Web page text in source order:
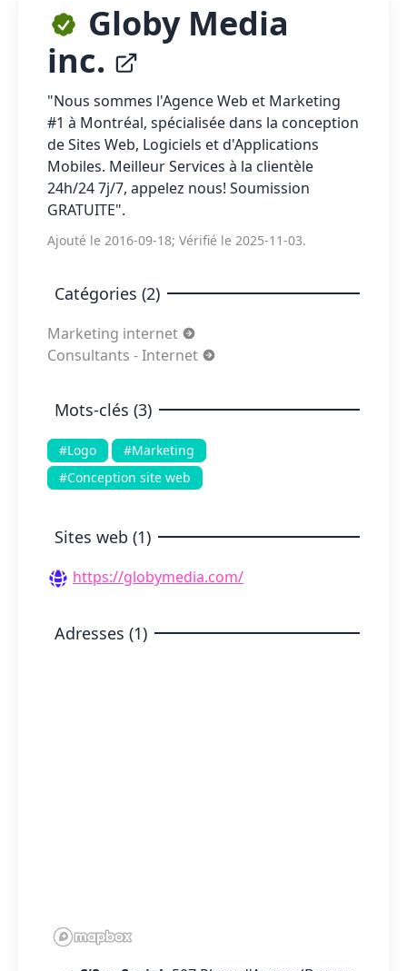
Globy Media
inc.
"Nous sommes l'Agence Web et Marketing
#1 à Montréal, spécialisée dans la conception
de Sites Web, Logiciels et d'Applications
Mobiles. Meilleur Services à la clientèle
24h/24 7j/7, appelez nous! Soumission
GRATUITE".
Ajouté le 2016-09-18; Vérifié le 2025-11-03.
Catégories (2)
Marketing internet
Consultants - Internet
Mots-clés (3)
#Logo
#Marketing
#Conception site web
Sites web (1)
https://globymedia.com/
Adresses (1)